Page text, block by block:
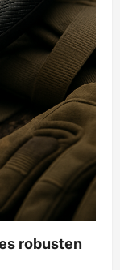
robusten